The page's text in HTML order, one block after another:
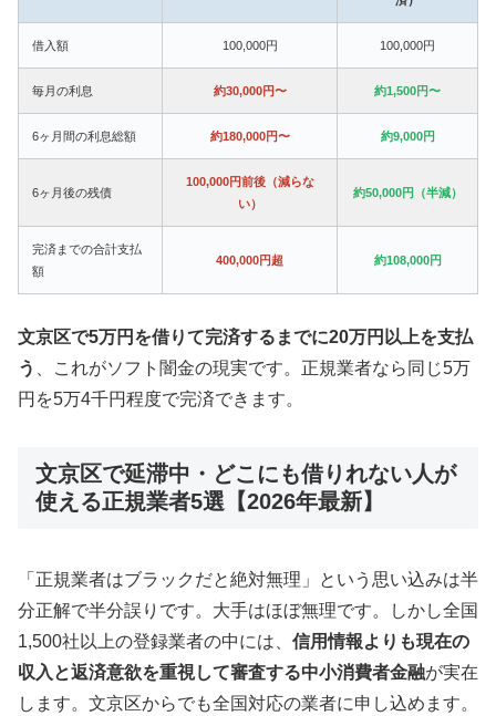
借入額 100,000円 100,000円
毎月の利息 約30,000円〜 約1,500円〜
6ヶ月間の利息総額 約180,000円〜 約9,000円
6ヶ月後の残債
100,000円前後（減らな
い）
約50,000円（半減）
完済までの合計支払
額
400,000円超 約108,000円
文京区で5万円を借りて完済するまでに20万円以上を支払
う
、これがソフト闇金の現実です。正規業者なら同じ5万
円を5万4千円程度で完済できます。
文京区で延滞中・どこにも借りれない人が
使える正規業者5選【2026年最新】
「正規業者はブラックだと絶対無理」という思い込みは半
分正解で半分誤りです。大手はほぼ無理です。しかし全国
1,500社以上の登録業者の中には、 信用情報よりも現在の
収入と返済意欲を重視して審査する中小消費者金融が実在
します。文京区からでも全国対応の業者に申し込めます。